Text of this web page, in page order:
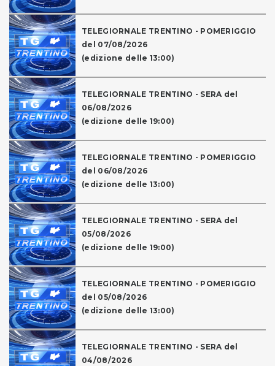
TELEGIORNALE TRENTINO - POMERIGGIO
del 07/08/2026
(edizione delle 13:00)
TELEGIORNALE TRENTINO - SERA del
06/08/2026
(edizione delle 19:00)
TELEGIORNALE TRENTINO - POMERIGGIO
del 06/08/2026
(edizione delle 13:00)
TELEGIORNALE TRENTINO - SERA del
05/08/2026
(edizione delle 19:00)
TELEGIORNALE TRENTINO - POMERIGGIO
del 05/08/2026
(edizione delle 13:00)
TELEGIORNALE TRENTINO - SERA del
04/08/2026